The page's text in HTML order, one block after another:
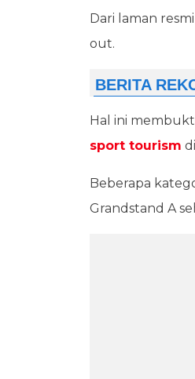
Dari laman
out.
Hal ini
sport tourism
Beberapa
Grandstand A